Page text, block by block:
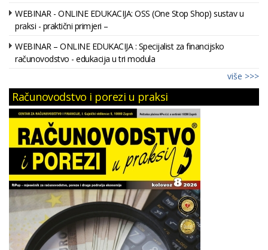
WEBINAR - ONLINE EDUKACIJA: OSS (One Stop Shop) sustav u
praksi - praktični primjeri –
WEBINAR – ONLINE EDUKACIJA : Specijalist za financijsko
računovodstvo - edukacija u tri modula
više >>>
Računovodstvo i porezi u praksi